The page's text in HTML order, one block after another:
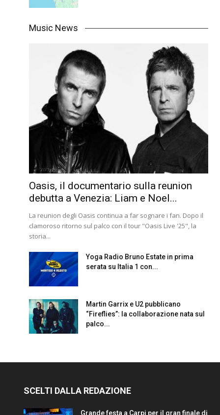
Music News
Oasis, il documentario sulla reunion
debutta a Venezia: Liam e Noel...
La reunion degli Oasis continua a far sognare i fan. Dopo il
clamoroso ritorno sul palco con il tour "Oasis Live '25", la
storia...
Yoga Radio Bruno Estate in prima
serata su Italia 1 con...
Martin Garrix e U2 pubblicano
“Fireflies”: la collaborazione nata sul
palco...
SCELTI DALLA REDAZIONE
Grande festa a Carpi per il gran finale di